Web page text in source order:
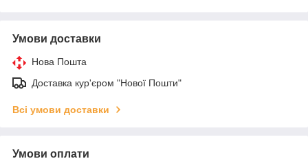
Умови доставки
Нова Пошта
Доставка кур'єром "Нової Пошти"
Всі умови доставки
Умови оплати